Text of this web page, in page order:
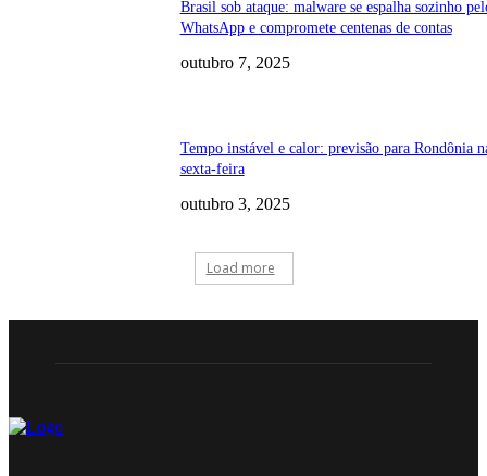
Brasil sob ataque: malware se espalha sozinho
WhatsApp e compromete centenas de contas
outubro 7, 2025
Tempo instável e calor: previsão para Rondônia
sexta-feira
outubro 3, 2025
Load more